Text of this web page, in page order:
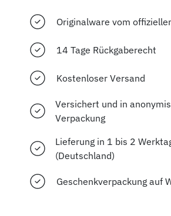
Originalware vom
14 Tage Rückgaberecht
Kostenloser Versand
Versichert und in
Verpackung
Lieferung in 1 bis 2
(Deutschland)
Geschenkverpackung auf